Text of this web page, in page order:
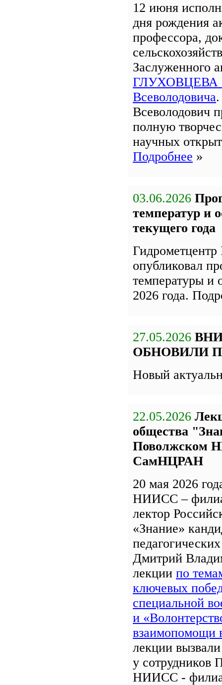
12 июня
дня рождения
профессора,
Заслуженного
ГЛУХОВЦЕВА
Всеволодовича
Всеволодович
полную
научных
Подробнее »
03.06.2026
температур и
текущего года
Гидрометцентр
опубликовал
температуры и
2026 года.
27.05.2026
ОБНОВИЛИ
Новый
22.05.2026
общества
Поволжском
СамНЦРАН
20 мая 2026
НИИСС –
лектор
«Знание»
Дмитрий
лекции по
ключевых
специальной
и
лекции
у сотрудников
НИИСС -